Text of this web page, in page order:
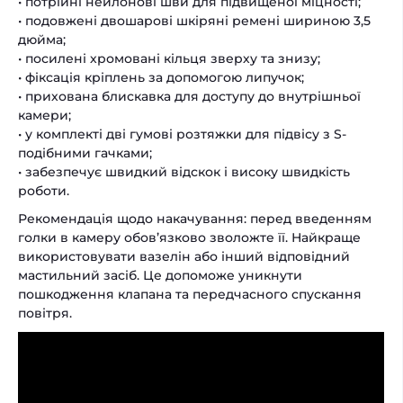
• подовжені двошарові шкіряні ремені шириною 3,5
дюйма;
• посилені хромовані кільця зверху та знизу;
• фіксація кріплень за допомогою липучок;
• прихована блискавка для доступу до внутрішньої
камери;
• у комплекті дві гумові розтяжки для підвісу з S-
подібними гачками;
• забезпечує швидкий відскок і високу швидкість
роботи.
Рекомендація щодо накачування: перед введенням
голки в камеру обов’язково зволожте її. Найкраще
використовувати вазелін або інший відповідний
мастильний засіб. Це допоможе уникнути
пошкодження клапана та передчасного спускання
повітря.